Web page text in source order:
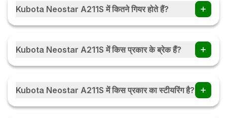
Kubota Neostar A211S में कितने गियर होते हैं?
Kubota Neostar A211S ट्रैक्टर में 9 Forward + 3 Reverse गियर
Kubota Neostar A211S में किस प्रकार के ब्रेक हैं?
Kubota Neostar A211S में Wet Disc Type Oil Immersed
Kubota Neostar A211S में किस प्रकार का स्टीयरिंग है?
Kubota Neostar A211S में Integrated Power Steering हैं।